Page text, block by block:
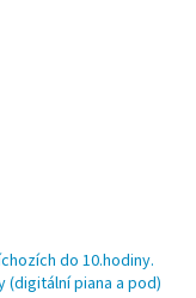
do 10.hodiny.
piana a pod)